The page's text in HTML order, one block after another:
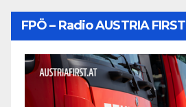
FPÖ – Radio AUSTRIA FIRST